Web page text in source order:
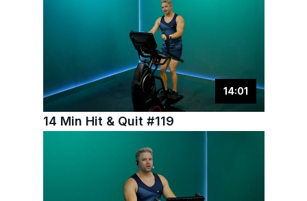
14:01
14 Min Hit & Quit #119